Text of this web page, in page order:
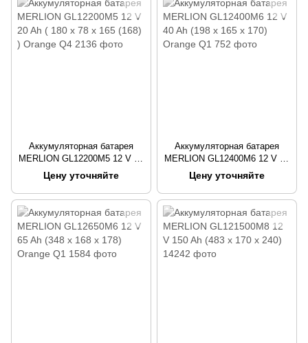
Аккумуляторная батарея
MERLION GL12200M5 12 V 20
Ah ( 180 x 78 x 165 (168) )
Orange Q4
Цену уточняйте
Аккумуляторная батарея
MERLION GL12400M6 12 V 40
Ah (198 x 165 x 170) Orange
Цену уточняйте